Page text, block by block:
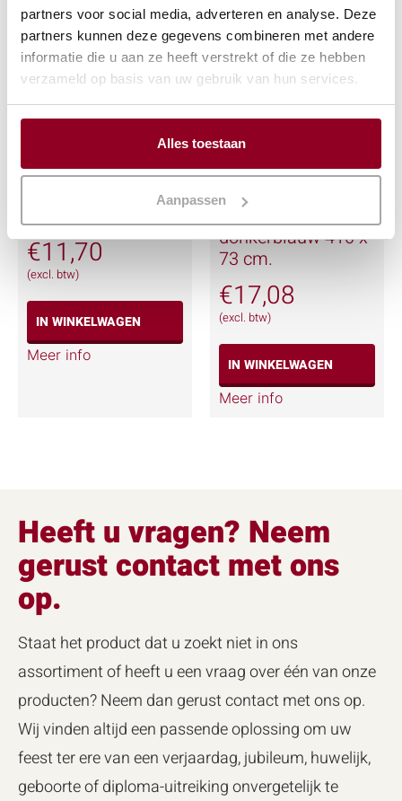
partners voor social media, adverteren en analyse. Deze
partners kunnen deze gegevens combineren met andere
informatie die u aan ze heeft verstrekt of die ze hebben
verzameld op basis van uw gebruik van hun services.
Alles toestaan
Aanpassen
Meer info
€11,70
(excl. btw)
IN WINKELWAGEN
Meer info
Tafelrok
donkerblauw 410 x
73 cm.
€17,08
(excl. btw)
IN WINKELWAGEN
Meer info
Heeft u vragen? Neem
gerust contact met ons
op.
Staat het product dat u zoekt niet in ons
assortiment of heeft u een vraag over één van onze
producten? Neem dan gerust contact met ons op.
Wij vinden altijd een passende oplossing om uw
feest ter ere van een verjaardag, jubileum, huwelijk,
geboorte of diploma-uitreiking onvergetelijk te